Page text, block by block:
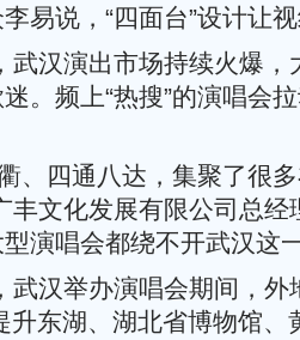
易说，“四面台”设计让
汉演出市场持续火爆，
。频上“热搜”的演唱会
四通八达，集聚了很多
丰文化发展有限公司总
演唱会都绕不开武汉这
汉举办演唱会期间，外
东湖、湖北省博物馆、